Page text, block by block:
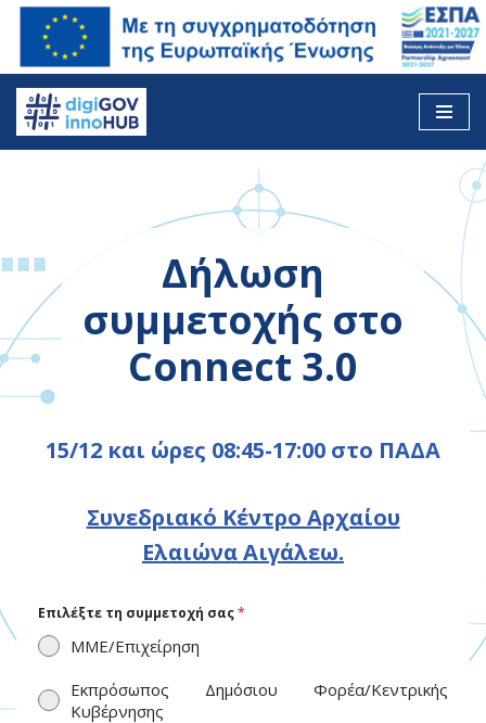
to
content
Δήλωση
συμμετοχής στο
Connect 3.0
15/12 και ώρες 08:45-17:00 στο ΠΑΔΑ
Συνεδριακό Κέντρο Αρχαίου
Ελαιώνα Αιγάλεω.
Επιλέξτε τη συμμετοχή σας*
ΜΜΕ/Επιχείρηση
Εκπρόσωπος Δημόσιου Φορέα/Κεντρικής
Κυβέρνησης